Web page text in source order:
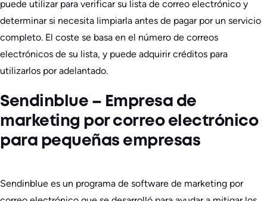
puede utilizar para verificar su lista de correo electrónico y
determinar si necesita limpiarla antes de pagar por un servicio
completo. El coste se basa en el número de correos
electrónicos de su lista, y puede adquirir créditos para
utilizarlos por adelantado.
Sendinblue – Empresa de
marketing por correo electrónico
para pequeñas empresas
Sendinblue es un programa de software de marketing por